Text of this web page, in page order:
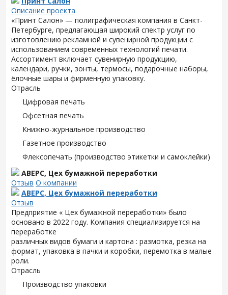
Описание проекта
«Принт Салон» — полиграфическая компания в Санкт-
Петербурге, предлагающая широкий спектр услуг по
изготовлению рекламной и сувенирной продукции с
использованием современных технологий печати.
Ассортимент включает сувенирную продукцию,
календари, ручки, зонты, термосы, подарочные наборы,
ёлочные шары и фирменную упаковку.
Отрасль
Цифровая печать
Офсетная печать
Книжно-журнальное производство
Газетное производство
Флексопечать (производство этикетки и самоклейки)
АВЕРС, Цех бумажной переработки
Отзыв О компании
АВЕРС, Цех бумажной переработки
Отзыв
Предприятие « Цех бумажной переработки» было
основано в 2022 году. Компания специализируется на
переработке
различных видов бумаги и картона : размотка, резка на
формат, упаковка в пачки и коробки, перемотка в малые
роли.
Отрасль
Производство упаковки